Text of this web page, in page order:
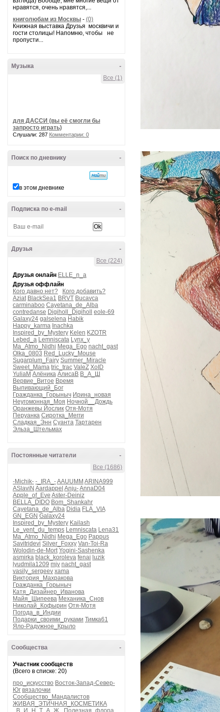
нравятся, очень нравятся,...
книголюбам из Москвы - (0)
Книжная выставка Друзья москвичи и
гости столицы! Напомню, чтобы не
пропусти...
-
Музыка
Все (1)
для ДАССИ (вы её смогли бы
запросто играть)
Слушали: 287 Комментарии: 0
-
Поиск по дневнику
в этом дневнике
-
Подписка по e-mail
-
Друзья
Все (224)
Друзья онлайн ELLE_n_a
Друзья оффлайн
Кого давно нет?
Кого добавить?
Aziat BlackSea1 BRVT Bucavca
carminaboo Cayetana_de_Alba
contredanse Digiholl_Digiholl
eole-69
Galaxy24 galselena Habik
Happy_karma Inachka
Inspired_by_Mystery Kelen KZOTR
Lebed_a Lemniscata Lynx_y
Ma_Atmo_Nidhi Mega_Ego nacht_gast
Olka_0803 Red_Lucky_Mouse
Sugarplum_Fairy Summer_Miracle
Sweet_Mama tric_trac ValeZ XoID
YuliaM Алёника АлисаВ В_А_Ш
Вервие_Витое Время
Выпивающий_Бог
Гражданка_Горыныч Ирина_новая
Неугомонная_Моя Ночной__Дождь
Оранжевы Йослик Отя-Мотя
Перуанка Сиротка_Мегги
Сладкая_Энн Суанта Тартарен
Эльза_Штельмах
-
Постоянные читатели
Все (1686)
-Michik- -_IRA_-AAUUMM ARINA999
ASlaviN Aardappel Anju-AnnaD04
Apple_of_Eve Aster-Deiniz
BELLA_DIDO Bom_Shankahr
Cayetana_de_Alba Didia FLA_VIA
GN_EGN Galaxy24
Inspired_by_Mystery Kailash
Le_vent_du_temps Lemniscata Lena31
Ma_Atmo_Nidhi Mega_Ego Pappus
Savitridevi Silver_Foxxy Van-Toi-Ra
Wolodin-de-Mort Yogini-Sashenka
asmirka black_koroleva fenai luzik
lyudmila1209 mjv nacht_gast
vasily_sergeev xama
Виктория_Махракова
Гражданка_Горыныч
Катя_Дизайнер_Иванова
Майя_Шипеева Механика_Снов
Николай_Кофырин Отя-Мотя
Погода_в_Индии
Подарки_своими_руками Тимка61
Яло-Радужное_Крыло
-
Сообщества
Участник сообществ
(Всего в списке: 20)
про_искусство Восток-Запад-Север-
Юг вязалочки
Сообщество_Мандалистов
ЖИВАЯ_ЭТИЧНАЯ_КОСМЕТИКА
_В_И_Н_Т_А_Ж_
Полезная_флора